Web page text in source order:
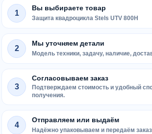
1
Вы выбираете товар
Защита квадроцикла Stels UTV 800H
2
Мы уточняем детали
Модель техники, задачу, наличие,
3
Согласовываем заказ
Подтверждаем стоимость и удобный
получения.
4
Отправляем или выдаём
Надёжно упаковываем и передаём